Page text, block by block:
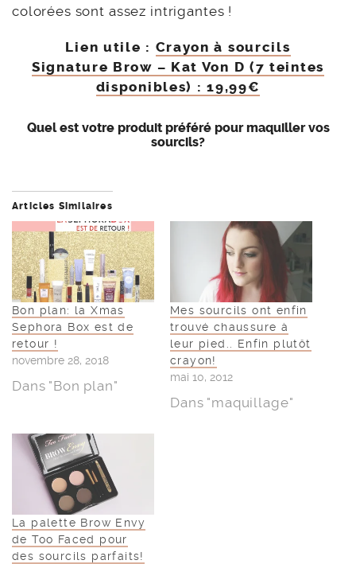
colorées sont assez intrigantes !
Lien utile : Crayon à sourcils
Signature Brow – Kat Von D (7 teintes
disponibles) : 19,99€
Quel est votre produit préféré pour maquiller vos
sourcils?
Articles Similaires
Bon plan: la Xmas
Sephora Box est de
retour !
novembre 28, 2018
Dans "Bon plan"
Mes sourcils ont enfin
trouvé chaussure à
leur pied.. Enfin plutôt
crayon!
mai 10, 2012
Dans "maquillage"
La palette Brow Envy
de Too Faced pour
des sourcils parfaits!